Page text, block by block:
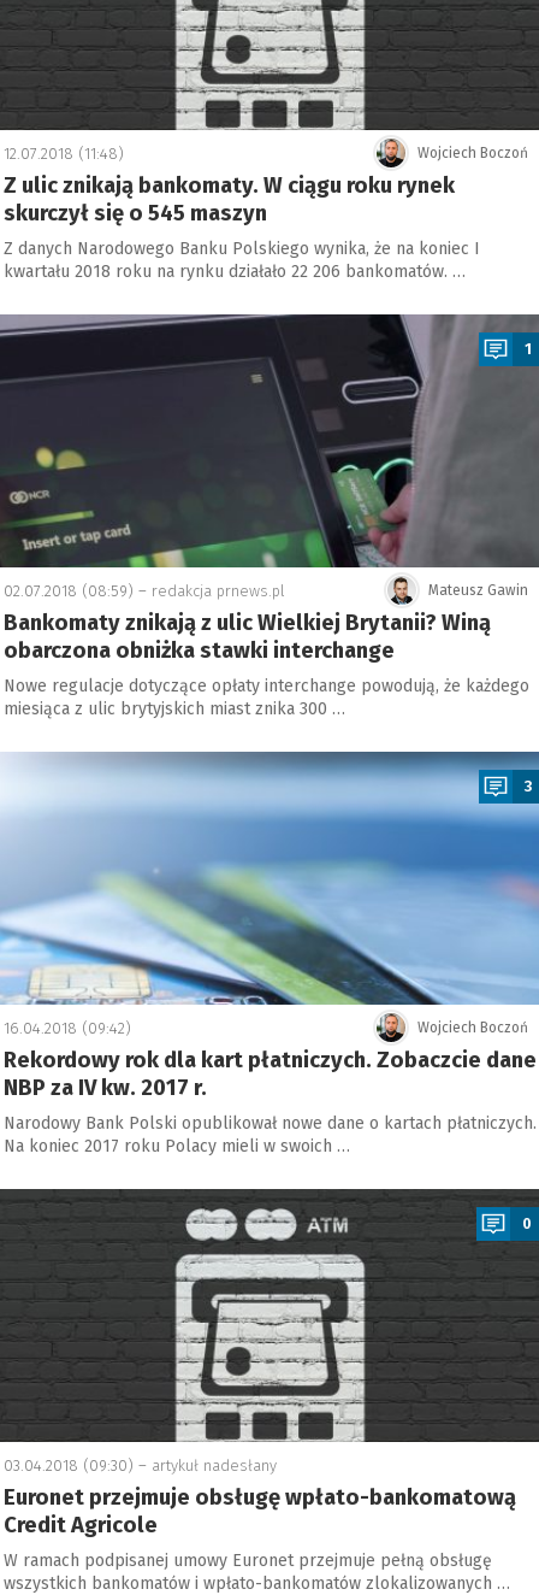
Wojciech Boczoń
12.07.2018 (11:48)
Z ulic znikają bankomaty. W ciągu roku rynek
skurczył się o 545 maszyn
Z danych Narodowego Banku Polskiego wynika, że na koniec I
kwartału 2018 roku na rynku działało 22 206 bankomatów. …
1
Mateusz Gawin
02.07.2018 (08:59) – redakcja prnews.pl
Bankomaty znikają z ulic Wielkiej Brytanii? Winą
obarczona obniżka stawki interchange
Nowe regulacje dotyczące opłaty interchange powodują, że każdego
miesiąca z ulic brytyjskich miast znika 300 …
3
Wojciech Boczoń
16.04.2018 (09:42)
Rekordowy rok dla kart płatniczych. Zobaczcie dane
NBP za IV kw. 2017 r.
Narodowy Bank Polski opublikował nowe dane o kartach płatniczych.
Na koniec 2017 roku Polacy mieli w swoich …
0
03.04.2018 (09:30) – artykuł nadesłany
Euronet przejmuje obsługę wpłato-bankomatową
Credit Agricole
W ramach podpisanej umowy Euronet przejmuje pełną obsługę
wszystkich bankomatów i wpłato-bankomatów zlokalizowanych …